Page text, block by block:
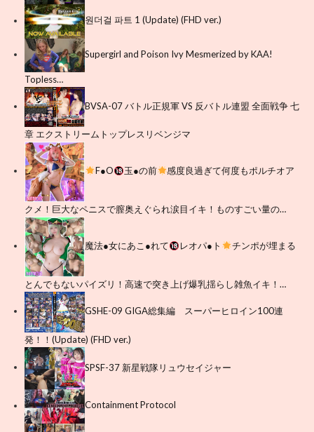
원더걸 파트 1 (Update) (FHD ver.)
Supergirl and Poison Ivy Mesmerized by KAA!
Topless…
BVSA-07 バトル正規軍 VS 反バトル連盟 全面戦争 七
章 エクストリームトップレスリベンジマ
F●O 玉●の前 感度良過ぎて何度もポルチオア
クメ！巨大なペニスで膣奥えぐられ涙目イキ！ものすごい量の…
魔法●女にあこ●れて レオパ●ト チンポが埋まる
とんでもないパイズリ！高速で突き上げ爆乳揺らし雑魚イキ！…
GSHE-09 GIGA総集編 スーパーヒロイン100連
発！！(Update) (FHD ver.)
SPSF-37 新星戦隊リュウセイジャー
Containment Protocol